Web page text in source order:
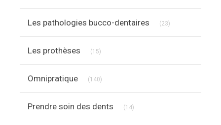
Les pathologies bucco-dentaires (23)
Les prothèses (15)
Omnipratique (140)
Prendre soin des dents (14)